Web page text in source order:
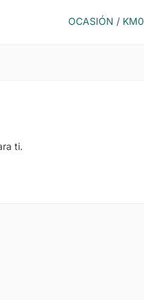
OCASIÓN / KM0
ti.